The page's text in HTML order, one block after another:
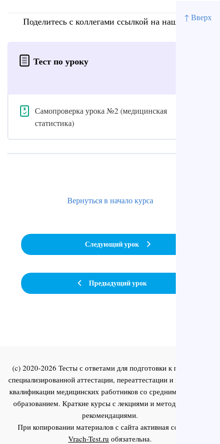
↑ Вверх
Поделитесь с коллегами ссылкой на наш сайт
Тест по уроку
Самопроверка урока №2 (медицинская
статистика)
Предыдущий урок
Вернуться в начало курса
Следующий урок
(c) 2020-2026 Тесты с ответами для подготовки к первичной
специализированной аттестации, переаттестации и повышения
квалификации медицинских работников со средним и высшим
образованием. Краткие курсы с лекциями и методическими
рекомендациями.
При копировании материалов с сайта активная ссылка на
Vrach-Test.ru обязательна.